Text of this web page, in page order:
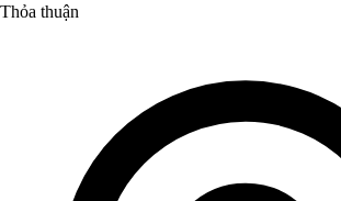
Thỏa thuận